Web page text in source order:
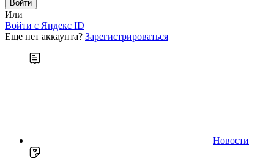
Или
Войти c Яндекс ID
Еще нет аккаунта? Зарегистрироваться
Новости